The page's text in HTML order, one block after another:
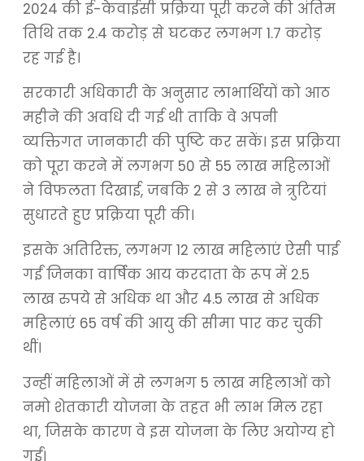
2024 की ई-केवाईसी प्रक्रिया पूरी करने की अंतिम
तिथि तक 2.4 करोड़ से घटकर लगभग 1.7 करोड़
रह गई है।
सरकारी अधिकारी के अनुसार लाभार्थियों को आठ
महीने की अवधि दी गई थी ताकि वे अपनी
व्यक्तिगत जानकारी की पुष्टि कर सकें। इस प्रक्रिया
को पूरा करने में लगभग 50 से 55 लाख महिलाओं
ने विफलता दिखाई, जबकि 2 से 3 लाख ने त्रुटियां
सुधारते हुए प्रक्रिया पूरी की।
इसके अतिरिक्त, लगभग 12 लाख महिलाएं ऐसी पाई
गईं जिनका वार्षिक आय करदाता के रूप में 2.5
लाख रुपये से अधिक था और 4.5 लाख से अधिक
महिलाएं 65 वर्ष की आयु की सीमा पार कर चुकी
थीं।
उन्हीं महिलाओं में से लगभग 5 लाख महिलाओं को
नमो शेतकारी योजना के तहत भी लाभ मिल रहा
था, जिसके कारण वे इस योजना के लिए अयोग्य हो
गईं।